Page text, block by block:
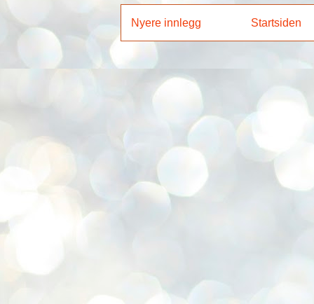
Nyere innlegg Startsiden